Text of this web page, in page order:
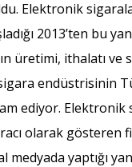
Elektronik
2013’ten bu
üretimi, ithalatı ve
endüstrisinin
ediyor. Elektronik
olarak gösteren
yaptığı